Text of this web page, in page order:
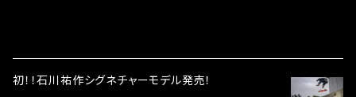
初！！石川祐作シグネチャーモデル発売！